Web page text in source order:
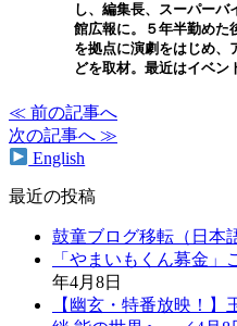
し、編集長、スーパーバ
館広報に。５年半勤めた
を拠点に演劇をはじめ、
どを取材。最近はイベン
≪ 前の記事へ
次の記事へ ≫
English
最近の投稿
鼓童ブログ移転（日本
「やまいもくん募金
年4月8日
【幽玄・特番放映！